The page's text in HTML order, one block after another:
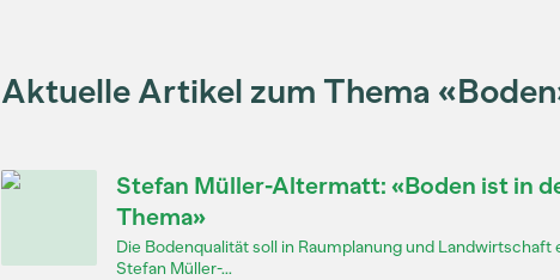
Aktuelle Artikel zum Thema
Stefan Müller-Altermatt: «Boden ist in
Thema»
Die Bodenqualität soll in Raumplanung und
Stefan Müller-...